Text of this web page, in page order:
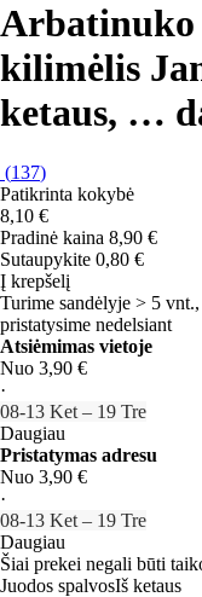
Arbatinuko
kilimėlis
ketaus, …
(137)
Patikrinta kokybė
8,10 €
Pradinė kaina 8,90 €
Sutaupykite 0,80 €
Į krepšelį
Turime sandėlyje > 5
pristatysime nedelsiant
Atsiėmimas vietoje
Nuo 3,90 €
·
08‑13 Ket – 19 Tre
Daugiau
Pristatymas adresu
Nuo 3,90 €
·
08‑13 Ket – 19 Tre
Daugiau
Šiai prekei negali būti
Juodos spalvosIš ketaus